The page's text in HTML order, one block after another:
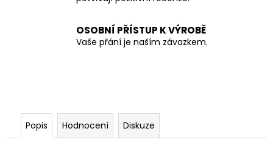
OSOBNÍ PŘÍSTUP K VÝROBĚ
Vaše přání je naším závazkem.
Popis Hodnocení Diskuze